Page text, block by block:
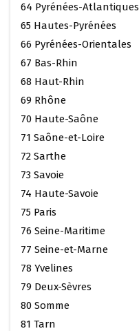
64 Pyrénées-Atlantiques
65 Hautes-Pyrénées
66 Pyrénées-Orientales
67 Bas-Rhin
68 Haut-Rhin
69 Rhône
70 Haute-Saône
71 Saône-et-Loire
72 Sarthe
73 Savoie
74 Haute-Savoie
75 Paris
76 Seine-Maritime
77 Seine-et-Marne
78 Yvelines
79 Deux-Sèvres
80 Somme
81 Tarn